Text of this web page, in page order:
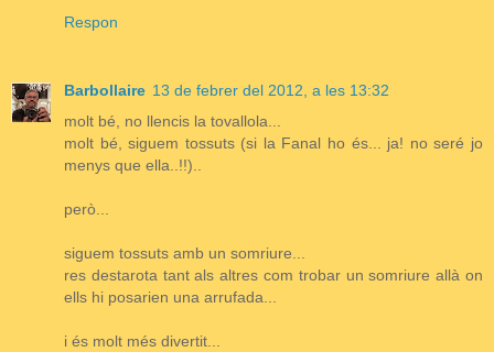
Respon
Barbollaire 13 de febrer del 2012, a les 13:32
molt bé, no llencis la tovallola...
molt bé, siguem tossuts (si la Fanal ho és... ja! no seré jo
menys que ella..!!)..
però...
siguem tossuts amb un somriure...
res destarota tant als altres com trobar un somriure allà on
ells hi posarien una arrufada...
i és molt més divertit...